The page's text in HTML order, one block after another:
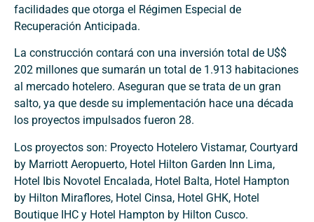
facilidades que otorga el Régimen Especial de
Recuperación Anticipada.
La construcción contará con una inversión total de U$$
202 millones que sumarán un total de 1.913 habitaciones
al mercado hotelero. Aseguran que se trata de un gran
salto, ya que desde su implementación hace una década
los proyectos impulsados fueron 28.
Los proyectos son: Proyecto Hotelero Vistamar, Courtyard
by Marriott Aeropuerto, Hotel Hilton Garden Inn Lima,
Hotel Ibis Novotel Encalada, Hotel Balta, Hotel Hampton
by Hilton Miraflores, Hotel Cinsa, Hotel GHK, Hotel
Boutique IHC y Hotel Hampton by Hilton Cusco.